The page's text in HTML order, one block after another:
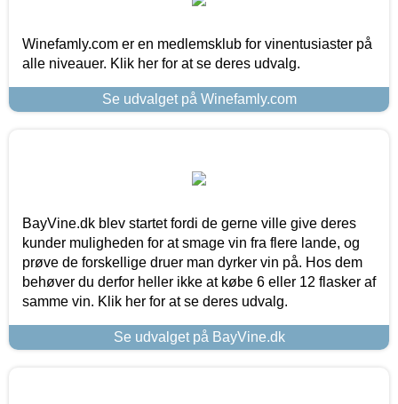
Winefamly.com er en medlemsklub for vinentusiaster på
alle niveauer. Klik her for at se deres udvalg.
Se udvalget på Winefamly.com
BayVine.dk blev startet fordi de gerne ville give deres
kunder muligheden for at smage vin fra flere lande, og
prøve de forskellige druer man dyrker vin på. Hos dem
behøver du derfor heller ikke at købe 6 eller 12 flasker af
samme vin. Klik her for at se deres udvalg.
Se udvalget på BayVine.dk